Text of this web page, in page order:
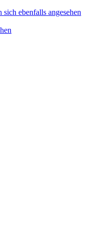
sich ebenfalls angesehen